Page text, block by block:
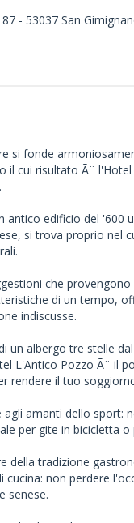
- 53037 San
si fonde
il cui risultato Ã¨
antico edificio del '600
si trova proprio nel
che
di un tempo,
indiscusse.
un albergo tre stelle
L'Antico Pozzo Ã¨ il
rendere il tuo
amanti dello sport:
per gite in bicicletta
della tradizione
non perdere
senese.